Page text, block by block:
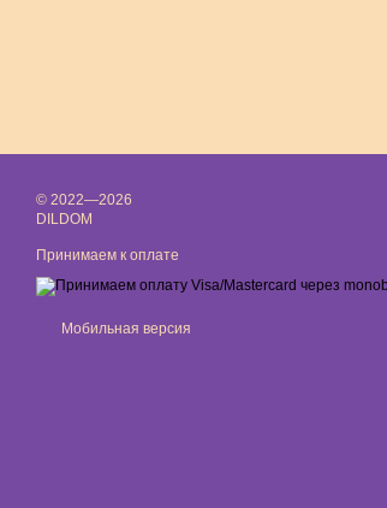
© 2022—2026
DILDOM
Принимаем к оплате
Мобильная версия